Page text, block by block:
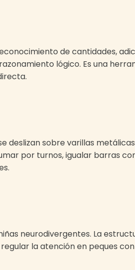
de cantidades,
lógico. Es una
deslizan sobre varillas
por turnos, igualar barras
neurodivergentes. La
la atención en peques